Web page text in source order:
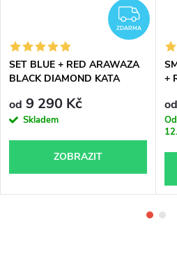
ZDARMA
SET BLUE + RED ARAWAZA
BLACK DIAMOND KATA
od 9 290 Kč
Skladem
ZOBRAZIT
+
od